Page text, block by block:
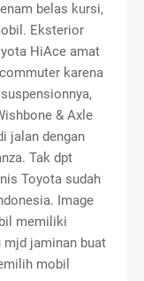
belas kursi,
Eksterior
HiAce amat
karena
& Axle
jalan dengan
Tak dpt
Toyota sudah
Image
memiliki
mjd jaminan buat
mobil